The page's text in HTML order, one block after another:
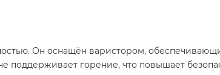
Он оснащён варистором,
горение, что повышает